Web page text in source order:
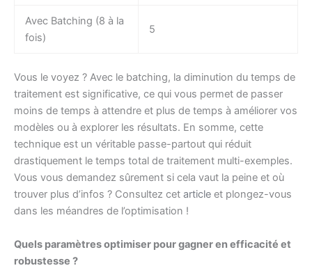
Avec Batching (8 à la
fois)
5
Vous le voyez ? Avec le batching, la diminution du temps de
traitement est significative, ce qui vous permet de passer
moins de temps à attendre et plus de temps à améliorer vos
modèles ou à explorer les résultats. En somme, cette
technique est un véritable passe-partout qui réduit
drastiquement le temps total de traitement multi-exemples.
Vous vous demandez sûrement si cela vaut la peine et où
trouver plus d’infos ? Consultez cet article et plongez-vous
dans les méandres de l’optimisation !
Quels paramètres optimiser pour gagner en efficacité et
robustesse ?